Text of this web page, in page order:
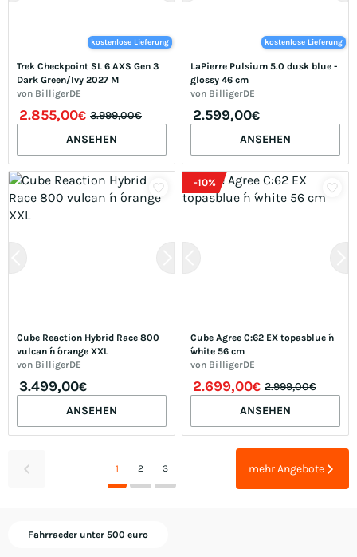
kostenlose Lieferung
Trek Checkpoint SL 6 AXS Gen 3
Dark Green/Ivy 2027 M
von BilligerDE
2.855,00€ 3.999,00€
ANSEHEN
kostenlose Lieferung
LaPierre Pulsium 5.0 dusk blue -
glossy 46 cm
von BilligerDE
2.599,00€
ANSEHEN
Cube Reaction Hybrid Race 800
vulcan ́n ́orange XXL
von BilligerDE
3.499,00€
ANSEHEN
-10%
Cube Agree C:62 EX topasblue ́n
́white 56 cm
von BilligerDE
2.699,00€ 2.999,00€
ANSEHEN
1 2 3 mehr Angebote
Fahrraeder unter 500 euro